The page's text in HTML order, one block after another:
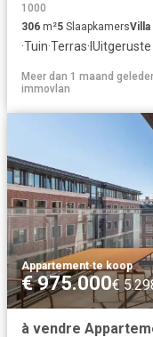
1000
306 m²5 SlaapkamersVilla
·Tuin·Terras·
Meer dan 1 maand
immovlan
Appartement·te koop
€ 975.000€